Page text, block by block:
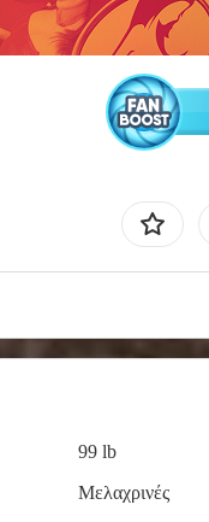
99 lb
Μελαχρινές